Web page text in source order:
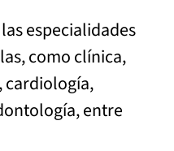
especialidades
como clínica,
cardiología,
entre